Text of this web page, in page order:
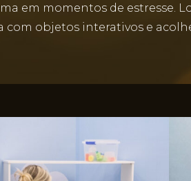
em momentos de estresse.
com objetos interativos e